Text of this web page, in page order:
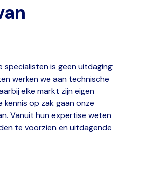
is geen uitdaging
werken we aan technische
elke markt zijn eigen
op zak gaan onze
Vanuit hun expertise weten
te voorzien en uitdagende